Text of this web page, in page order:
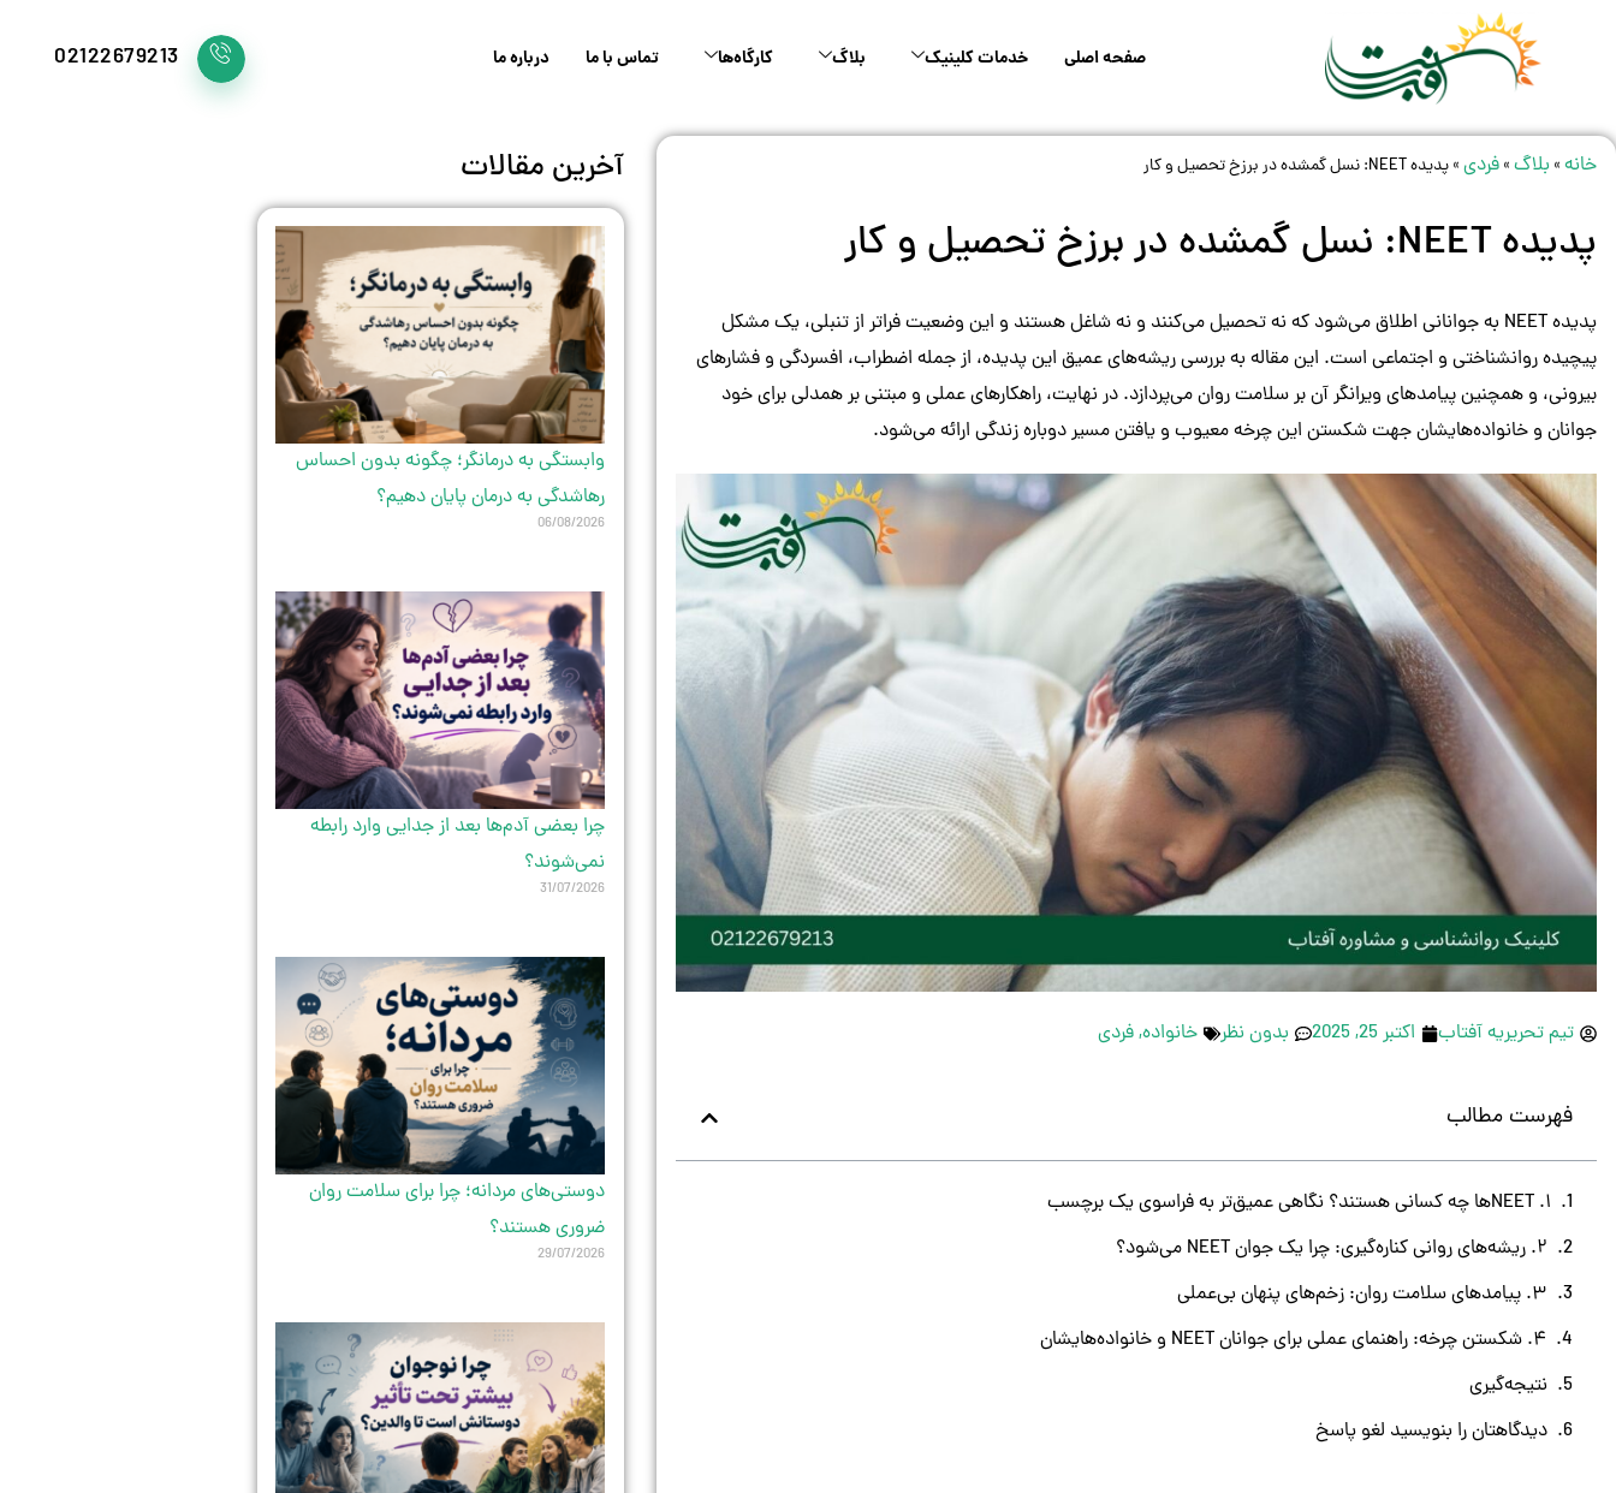
صفحه اصلی خدمات کلینیک بلاگ کارگاه‌ها تماس با ما درباره ما 02122679213
خانه» بلاگ»فردی»پدیده NEET: نسل گمشده در برزخ تحصیل و کار
پدیده NEET: نسل گمشده در برزخ تحصیل و کار
پدیده NEET به جوانانی اطلاق می‌شود که نه تحصیل می‌کنند و نه شاغل هستند و این وضعیت فراتر از تنبلی، یک مشکل
پیچیده روانشناختی و اجتماعی است. این مقاله به بررسی ریشه‌های عمیق این پدیده، از جمله اضطراب، افسردگی و فشارهای
بیرونی، و همچنین پیامدهای ویرانگر آن بر سلامت روان می‌پردازد. در نهایت، راهکارهای عملی و مبتنی بر همدلی برای خود
جوانان و خانواده‌هایشان جهت شکستن این چرخه معیوب و یافتن مسیر دوباره زندگی ارائه می‌شود.
تیم تحریریه آفتاب اکتبر 25, 2025 بدون نظر خانواده,فردی
فهرست مطالب
۱. NEETها چه کسانی هستند؟ نگاهی عمیق‌تر به فراسوی یک برچسب
۲. ریشه‌های روانی کناره‌گیری: چرا یک جوان NEET می‌شود؟
۳. پیامدهای سلامت روان: زخم‌های پنهان بی‌عملی
۴. شکستن چرخه: راهنمای عملی برای جوانان NEET و خانواده‌هایشان
نتیجه‌گیری
دیدگاهتان را بنویسید لغو پاسخ
آخرین مقالات
وابستگی به درمانگر؛ چگونه بدون احساس
رهاشدگی به درمان پایان دهیم؟
06/08/2026
چرا بعضی آدم‌ها بعد از جدایی وارد رابطه
نمی‌شوند؟
31/07/2026
دوستی‌های مردانه؛ چرا برای سلامت روان
ضروری هستند؟
29/07/2026